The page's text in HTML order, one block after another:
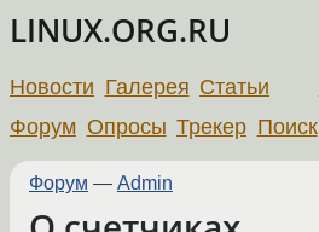
LINUX.ORG.RU
Новости Галерея Статьи
Форум Опросы Трекер Поиск
Форум — Admin